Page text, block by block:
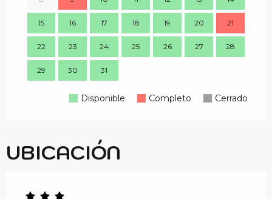
15 16 17 18 19 20 21
22 23 24 25 26 27 28
29 30 31
Disponible Completo Cerrado
UBICACIÓN